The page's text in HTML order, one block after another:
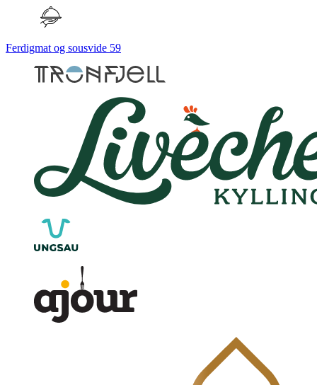
Ferdigmat og sousvide 59